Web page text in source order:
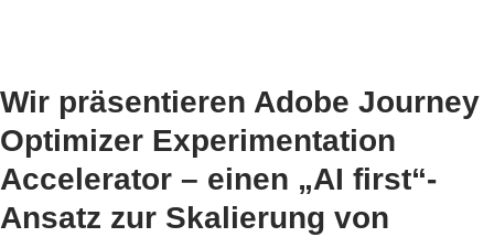
Wir präsentieren Adobe Journey
Optimizer Experimentation
Accelerator – einen „AI first“-
Ansatz zur Skalierung von